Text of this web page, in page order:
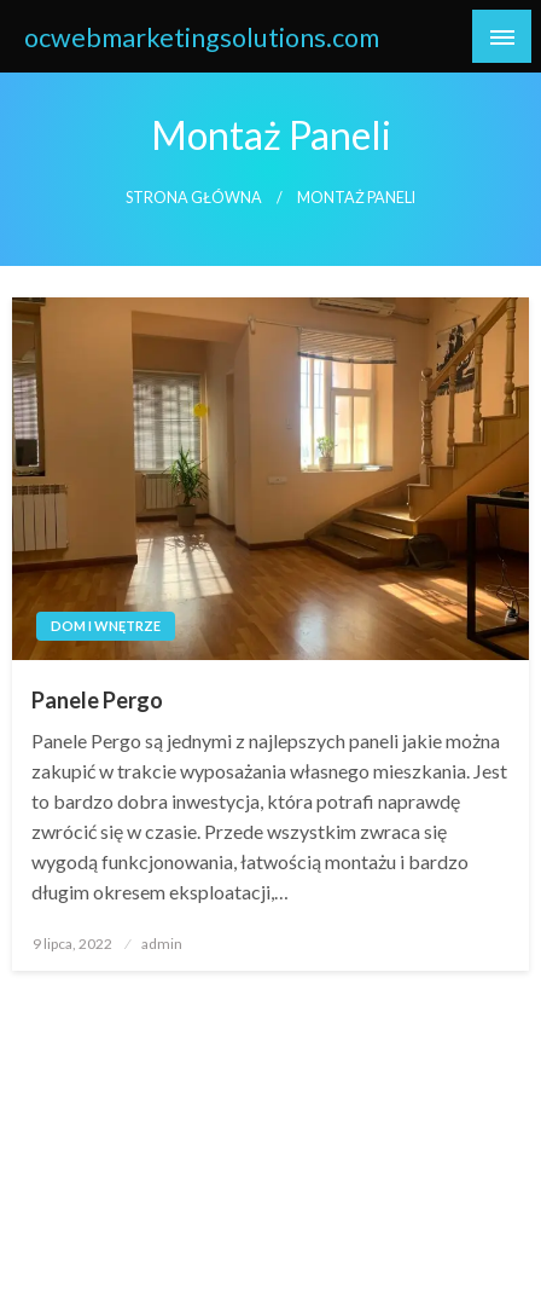
content
ocwebmarketingsolutions.com
Montaż Paneli
STRONA GŁÓWNA MONTAŻ PANELI
DOM I WNĘTRZE
Panele Pergo
Panele Pergo są jednymi z najlepszych paneli jakie można
zakupić w trakcie wyposażania własnego mieszkania. Jest
to bardzo dobra inwestycja, która potrafi naprawdę
zwrócić się w czasie. Przede wszystkim zwraca się
wygodą funkcjonowania, łatwością montażu i bardzo
długim okresem eksploatacji,…
Opublikowane
9 lipca, 2022 admin